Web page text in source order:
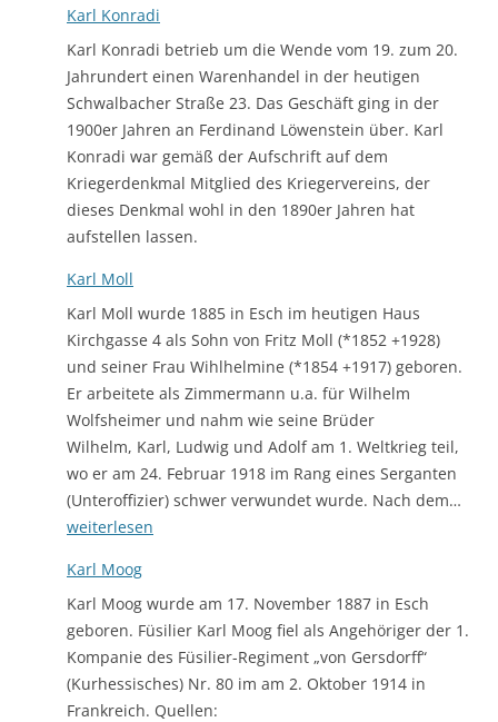
Karl Konradi
Karl Konradi betrieb um die Wende vom 19. zum 20.
Jahrundert einen Warenhandel in der heutigen
Schwalbacher Straße 23. Das Geschäft ging in der
1900er Jahren an Ferdinand Löwenstein über. Karl
Konradi war gemäß der Aufschrift auf dem
Kriegerdenkmal Mitglied des Kriegervereins, der
dieses Denkmal wohl in den 1890er Jahren hat
aufstellen lassen.
Karl Moll
Karl Moll wurde 1885 in Esch im heutigen Haus
Kirchgasse 4 als Sohn von Fritz Moll (*1852 +1928)
und seiner Frau Wihlhelmine (*1854 +1917) geboren.
Er arbeitete als Zimmermann u.a. für Wilhelm
Wolfsheimer und nahm wie seine Brüder
Wilhelm, Karl, Ludwig und Adolf am 1. Weltkrieg teil,
wo er am 24. Februar 1918 im Rang eines Serganten
(Unteroffizier) schwer verwundet wurde. Nach dem…
weiterlesen
Karl Moog
Karl Moog wurde am 17. November 1887 in Esch
geboren. Füsilier Karl Moog fiel als Angehöriger der 1.
Kompanie des Füsilier-Regiment „von Gersdorff“
(Kurhessisches) Nr. 80 im am 2. Oktober 1914 in
Frankreich. Quellen: